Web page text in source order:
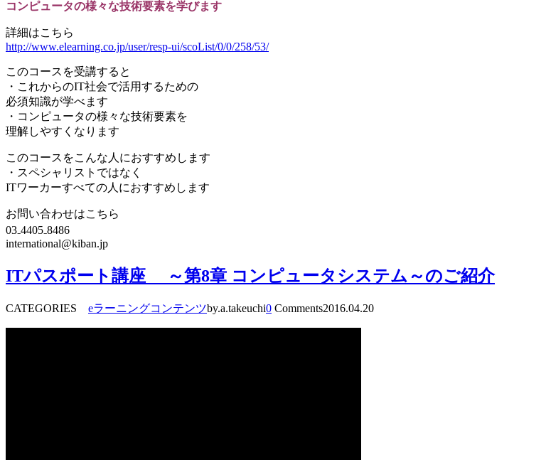
コンピュータの様々な技術要素を学びます
詳細はこちら
http://www.elearning.co.jp/user/resp-ui/scoList/0/0/258/53/
このコースを受講すると
・これからのIT社会で活用するための
必須知識が学べます
・コンピュータの様々な技術要素を
理解しやすくなります
このコースをこんな人におすすめします
・スペシャリストではなく
ITワーカーすべての人におすすめします
お問い合わせはこちら
03₋4405₋8486
international@kiban.jp
ITパスポート講座 ～第8章 コンピュータシステム～のご紹介
CATEGORIES eラーニングコンテンツby.a.takeuchi0 Comments2016.04.20